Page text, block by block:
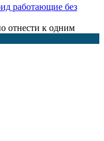
работающие без
отнести к одним